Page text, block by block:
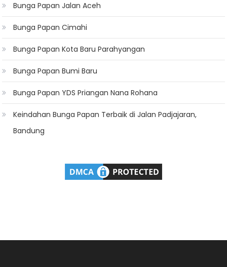
Bunga Papan Jalan Aceh
Bunga Papan Cimahi
Bunga Papan Kota Baru Parahyangan
Bunga Papan Bumi Baru
Bunga Papan YDS Priangan Nana Rohana
Keindahan Bunga Papan Terbaik di Jalan Padjajaran,
Bandung